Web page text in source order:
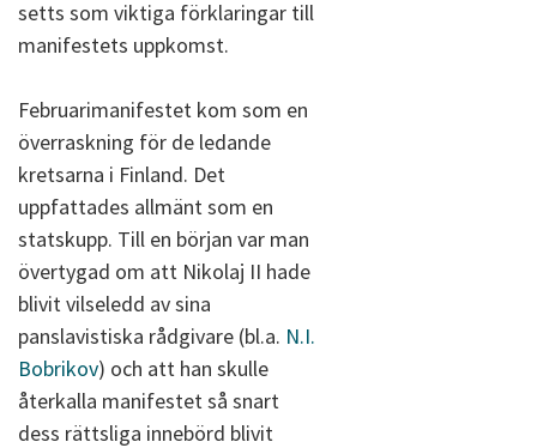
setts som viktiga förklaringar till
manifestets uppkomst.
Februarimanifestet kom som en
överraskning för de ledande
kretsarna i Finland. Det
uppfattades allmänt som en
statskupp. Till en början var man
övertygad om att Nikolaj II hade
blivit vilseledd av sina
panslavistiska rådgivare (bl.a. N.I.
Bobrikov) och att han skulle
återkalla manifestet så snart
dess rättsliga innebörd blivit